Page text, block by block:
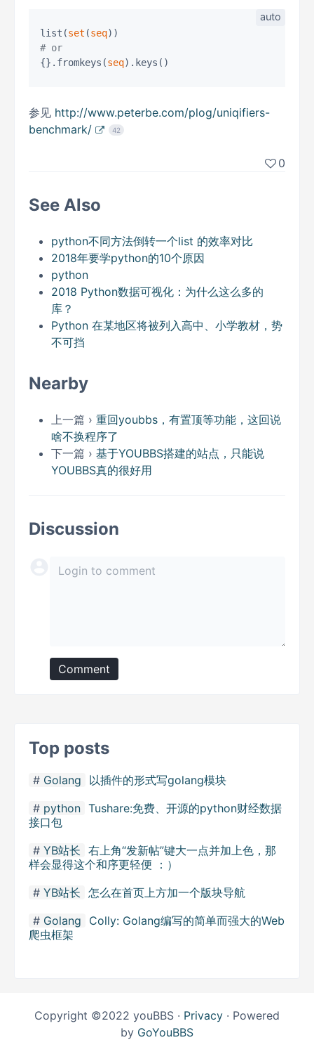
list(set (seq
# or
{}.fromkeys(seq
参见 http://www.peterbe.com/plog/uniqifiers-
benchmark/
42
0
See Also
python不同方法倒转一个list 的效率对比
2018年要学python的10个原因
python
2018 Python数据可视化：为什么这么多的
库？
Python 在某地区将被列入高中、小学教材，势
不可挡
Nearby
上一篇 › 重回youbbs，有置顶等功能，这回说
啥不换程序了
下一篇 › 基于YOUBBS搭建的站点，只能说
YOUBBS真的很好用
Discussion
Comment
Top posts
Golang
以插件的形式写golang模块
python Tushare:免费、开源的python财经数据
接口包
YB站长 右上角“发新帖”键大一点并加上色，那
样会显得这个和序更轻便 ：）
YB站长 怎么在首页上方加一个版块导航
Golang
Colly: Golang编写的简单而强大的Web
爬虫框架
Copyright ©2022 youBBS · Privacy · Powered
by GoYouBBS